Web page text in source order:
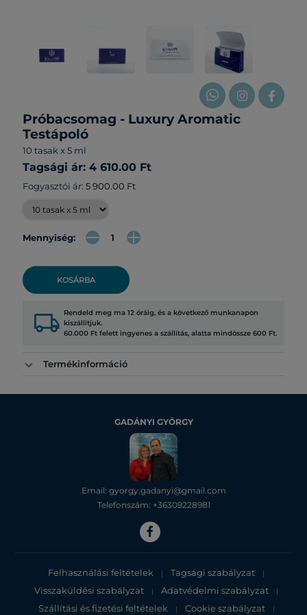
Próbacsomag - Luxury Aromatic
Testápoló
10 tasak x 5 ml
Tagsági ár: 4 610.00 Ft
Fogyasztói ár: 5 900.00 Ft
Mennyiség:
KOSÁRBA
local_shipping Rendeld meg ma 12 óráig, és a következő munkanapon
kiszállítjuk.
60.000 Ft felett ingyenes a szállítás, alatta mindössze 600 Ft.
Termékinformáció
GADÁNYI GYÖRGY
Email: gyorgy.gadanyi@gmail.com
Telefonszám: +36309228981
Felhasználási feltételek | Tagsági szabályzat |
Visszaküldési szabályzat | Adatvédelmi szabályzat |
Szállítási és fizetési feltételek | Cookie szabályzat |